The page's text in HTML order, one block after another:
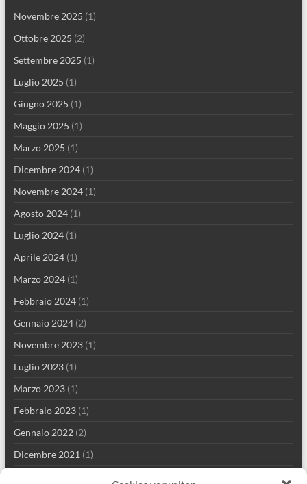
Novembre 2025 (1)
Ottobre 2025 (2)
Settembre 2025 (1)
Luglio 2025 (1)
Giugno 2025 (1)
Maggio 2025 (1)
Marzo 2025 (1)
Dicembre 2024(1)
Novembre 2024(1)
Agosto 2024(1)
Luglio 2024(1)
Aprile 2024(1)
Marzo 2024(1)
Febbraio 2024(1)
Gennaio 2024(2)
Novembre 2023(1)
Luglio 2023(1)
Marzo 2023(1)
Febbraio 2023(1)
Gennaio 2022(2)
Dicembre 2021 (1)